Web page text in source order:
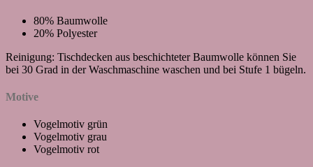
80% Baumwolle
20% Polyester
Reinigung: Tischdecken aus beschichteter Baumwolle können Sie
bei 30 Grad in der Waschmaschine waschen und bei Stufe 1 bügeln.
Motive
Vogelmotiv grün
Vogelmotiv grau
Vogelmotiv rot